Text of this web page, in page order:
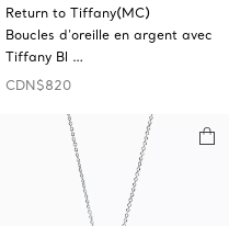
Return to Tiffany(MC)
Boucles d’oreille en argent avec
Tiffany Bl …
CDN$820